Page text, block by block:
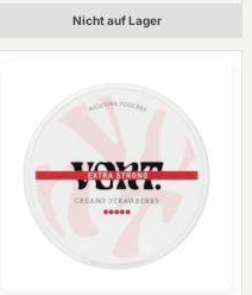
Nicht auf Lager